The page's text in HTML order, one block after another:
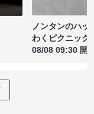
ノンタンのハッ
わくピクニック
08/08 09:30 開